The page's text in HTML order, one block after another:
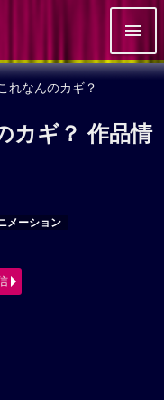
れなんのカギ？
カギ？ 作品情
メーション